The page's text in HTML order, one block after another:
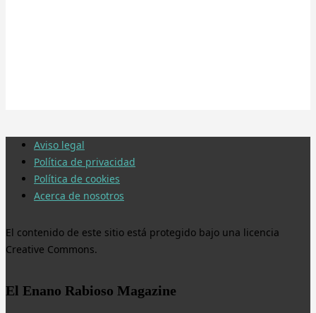
Aviso legal
Política de privacidad
Política de cookies
Acerca de nosotros
El contenido de este sitio está protegido bajo una licencia
Creative Commons.
El Enano Rabioso Magazine